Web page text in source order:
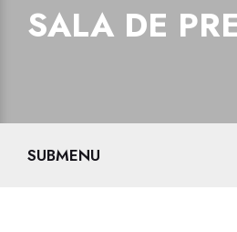
SALA DE
SUBMENU